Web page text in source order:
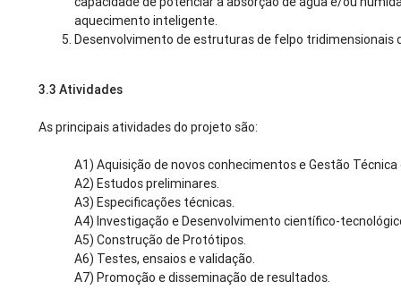
aquecimento inteligente.
Desenvolvimento de estruturas de felpo tridimensionais
3.3 Atividades
As principais atividades do projeto são:
A1) Aquisição de novos conhecimentos e Gestão
A2) Estudos preliminares.
A3) Especificações técnicas.
A4) Investigação e Desenvolvimento científico-
A5) Construção de Protótipos.
A6) Testes, ensaios e validação.
A7) Promoção e disseminação de resultados.